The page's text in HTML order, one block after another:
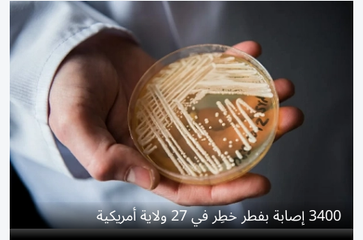
3400 إصابة بفطر خطِر في 27 ولاية أمريكية